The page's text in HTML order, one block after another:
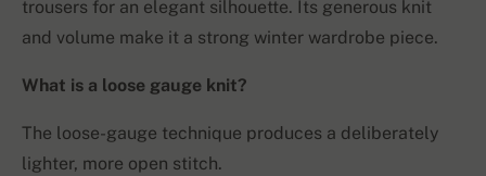
trousers for an elegant silhouette. Its generous knit
and volume make it a strong winter wardrobe piece.
What is a loose gauge knit?
The loose-gauge technique produces a deliberately
lighter, more open stitch.